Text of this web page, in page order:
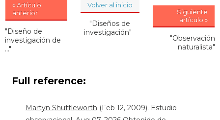
« Artículo
anterior
"Diseño de
investigación de
..."
Volver al inicio
"Diseños de
investigación"
Siguiente
artículo »
"Observación
naturalista"
Full reference:
Martyn Shuttleworth (Feb 12, 2009). Estudio